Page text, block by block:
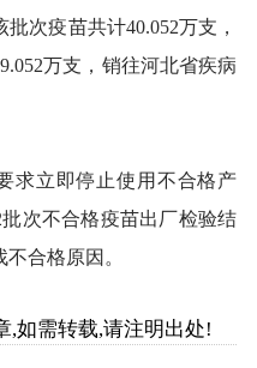
次疫苗共计40.052万支，
万支，销往河北省疾病
求立即停止使用不合格产
次不合格疫苗出厂检验结
合格原因。
,如需转载,请注明出处!